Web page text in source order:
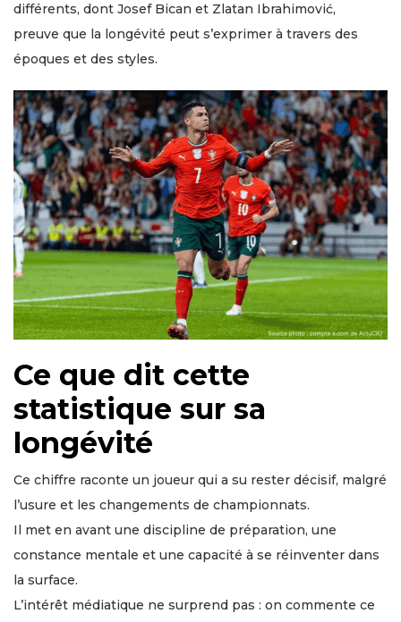
différents, dont Josef Bican et Zlatan Ibrahimović,
preuve que la longévité peut s’exprimer à travers des
époques et des styles.
Ce que dit cette
statistique sur sa
longévité
Ce chiffre raconte un joueur qui a su rester décisif, malgré
l’usure et les changements de championnats.
Il met en avant une discipline de préparation, une
constance mentale et une capacité à se réinventer dans
la surface.
L’intérêt médiatique ne surprend pas : on commente ce